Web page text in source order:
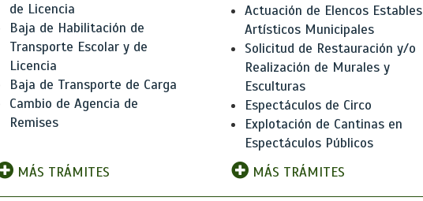
de Licencia
Baja de Habilitación de
Transporte Escolar y de
Licencia
Baja de Transporte de Carga
Cambio de Agencia de
Remises
MÁS TRÁMITES
Actuación de Elencos Estables
Artísticos Municipales
Solicitud de Restauración y/o
Realización de Murales y
Esculturas
Espectáculos de Circo
Explotación de Cantinas en
Espectáculos Públicos
MÁS TRÁMITES